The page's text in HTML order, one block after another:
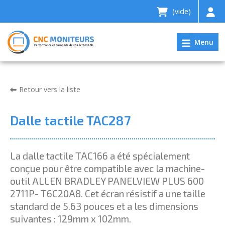
(vide)
Menu
Retour vers la liste
Dalle tactile TAC287
La dalle tactile TAC166 a été spécialement
conçue pour être compatible avec la machine-
outil ALLEN BRADLEY PANELVIEW PLUS 600
2711P- T6C20A8. Cet écran résistif a une taille
standard de 5.63 pouces et a les dimensions
suivantes : 129mm x 102mm.